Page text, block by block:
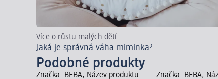
Více o růstu malých dětí
Jaká je správná váha miminka?
Podobné produkty
Značka: BEBA; Název produktu: Značka: BEBA;